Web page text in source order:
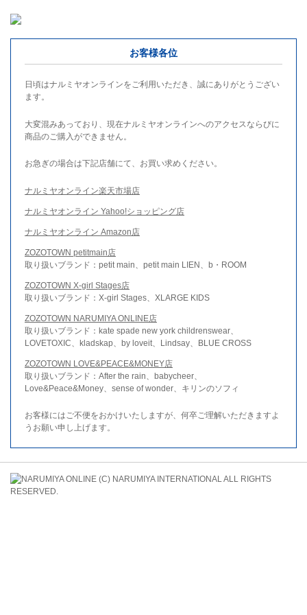
お客様各位
日頃はナルミヤオンラインをご利用いただき、誠にありがとうござい
ます。
大変混みあっており、現在ナルミヤオンラインへのアクセスならびに
商品のご購入ができません。
お急ぎの場合は下記店舗にて、お買い求めください。
ナルミヤオンライン楽天市場店
ナルミヤオンライン Yahoo!ショッピング店
ナルミヤオンライン Amazon店
ZOZOTOWN petitmain店
取り扱いブランド：petit main、petit main LIEN、b・ROOM
ZOZOTOWN X-girl Stages店
取り扱いブランド：X-girl Stages、XLARGE KIDS
ZOZOTOWN NARUMIYA ONLINE店
取り扱いブランド：kate spade new york childrenswear、
LOVETOXIC、kladskap、by loveit、Lindsay、BLUE CROSS
ZOZOTOWN LOVE&PEACE&MONEY店
取り扱いブランド：After the rain、babycheer、
Love&Peace&Money、sense of wonder、キリンのソフィ
お客様にはご不便をおかけいたしますが、何卒ご理解いただきますよ
うお願い申し上げます。